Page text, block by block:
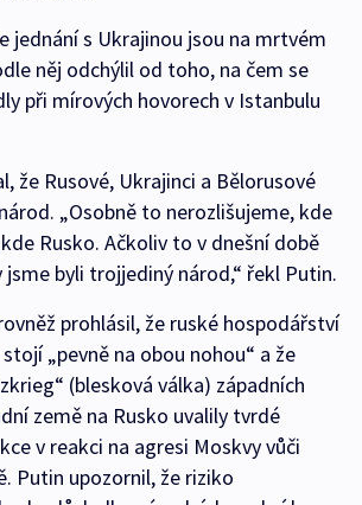
jednání s Ukrajinou jsou na mrtvém
něj odchýlil od toho, na čem se
při mírových hovorech v Istanbulu
že Rusové, Ukrajinci a Bělorusové
„Osobně to nerozlišujeme, kde
Rusko. Ačkoliv to v dnešní době
jsme byli trojjediný národ,“ řekl Putin.
prohlásil, že ruské hospodářství
„pevně na obou nohou“ a že
(blesková válka) západních
země na Rusko uvalily tvrdé
v reakci na agresi Moskvy vůči
Putin upozornil, že riziko